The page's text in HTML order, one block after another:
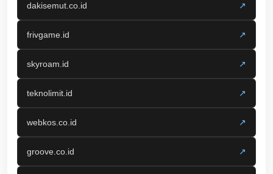
dakisemut.co.id ↗
frivgame.id ↗
skyroam.id ↗
teknolimit.id ↗
webkos.co.id ↗
groove.co.id ↗